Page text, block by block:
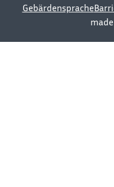
Gebärdensprache